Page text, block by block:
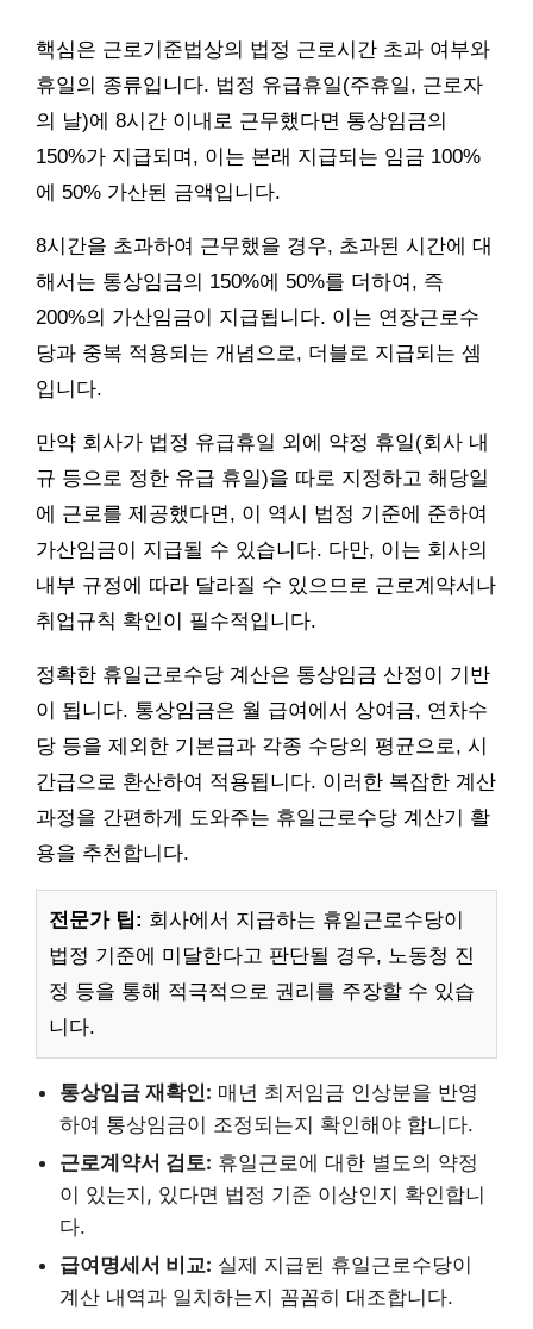
핵심은 근로기준법상의 법정 근로시간 초과 여부와
휴일의 종류입니다. 법정 유급휴일(주휴일, 근로자
의 날)에 8시간 이내로 근무했다면 통상임금의
150%가 지급되며, 이는 본래 지급되는 임금 100%
에 50% 가산된 금액입니다.
8시간을 초과하여 근무했을 경우, 초과된 시간에 대
해서는 통상임금의 150%에 50%를 더하여, 즉
200%의 가산임금이 지급됩니다. 이는 연장근로수
당과 중복 적용되는 개념으로, 더블로 지급되는 셈
입니다.
만약 회사가 법정 유급휴일 외에 약정 휴일(회사 내
규 등으로 정한 유급 휴일)을 따로 지정하고 해당일
에 근로를 제공했다면, 이 역시 법정 기준에 준하여
가산임금이 지급될 수 있습니다. 다만, 이는 회사의
내부 규정에 따라 달라질 수 있으므로 근로계약서나
취업규칙 확인이 필수적입니다.
정확한 휴일근로수당 계산은 통상임금 산정이 기반
이 됩니다. 통상임금은 월 급여에서 상여금, 연차수
당 등을 제외한 기본급과 각종 수당의 평균으로, 시
간급으로 환산하여 적용됩니다. 이러한 복잡한 계산
과정을 간편하게 도와주는 휴일근로수당 계산기 활
용을 추천합니다.
전문가 팁: 회사에서 지급하는 휴일근로수당이
법정 기준에 미달한다고 판단될 경우, 노동청 진
정 등을 통해 적극적으로 권리를 주장할 수 있습
니다.
통상임금 재확인: 매년 최저임금 인상분을 반영
하여 통상임금이 조정되는지 확인해야 합니다.
근로계약서 검토: 휴일근로에 대한 별도의 약정
이 있는지, 있다면 법정 기준 이상인지 확인합니
다.
급여명세서 비교: 실제 지급된 휴일근로수당이
계산 내역과 일치하는지 꼼꼼히 대조합니다.